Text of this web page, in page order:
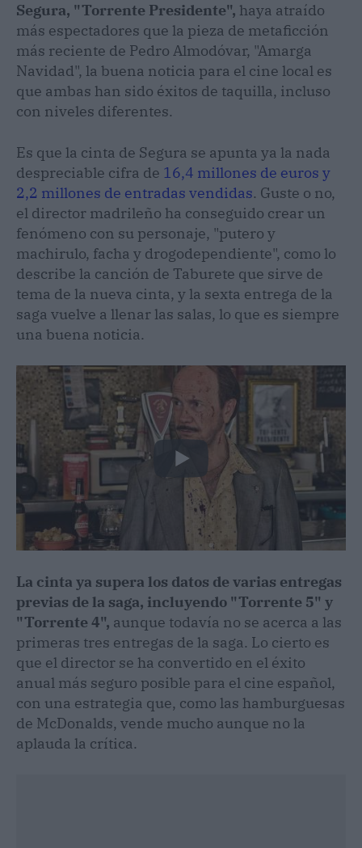
Segura, "Torrente Presidente", haya atraído
más espectadores que la pieza de metaficción
más reciente de Pedro Almodóvar, "Amarga
Navidad", la buena noticia para el cine local es
que ambas han sido éxitos de taquilla, incluso
con niveles diferentes.
Es que la cinta de Segura se apunta ya la nada
despreciable cifra de 16,4 millones de euros y
2,2 millones de entradas vendidas. Guste o no,
el director madrileño ha conseguido crear un
fenómeno con su personaje, "putero y
machirulo, facha y drogodependiente", como lo
describe la canción de Taburete que sirve de
tema de la nueva cinta, y la sexta entrega de la
saga vuelve a llenar las salas, lo que es siempre
una buena noticia.
La cinta ya supera los datos de varias entregas
previas de la saga, incluyendo "Torrente 5" y
"Torrente 4", aunque todavía no se acerca a las
primeras tres entregas de la saga. Lo cierto es
que el director se ha convertido en el éxito
anual más seguro posible para el cine español,
con una estrategia que, como las hamburguesas
de McDonalds, vende mucho aunque no la
aplauda la crítica.